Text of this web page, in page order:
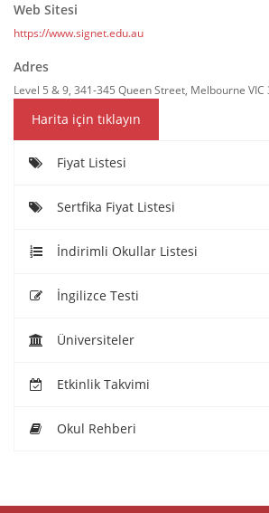
Web Sitesi
https://www.signet.edu.au
Adres
Level 5 & 9, 341-345 Queen Street, Melbourne VIC
Harita için tıklayın
Fiyat Listesi
Sertfika Fiyat Listesi
İndirimli Okullar Listesi
İngilizce Testi
Üniversiteler
Etkinlik Takvimi
Okul Rehberi